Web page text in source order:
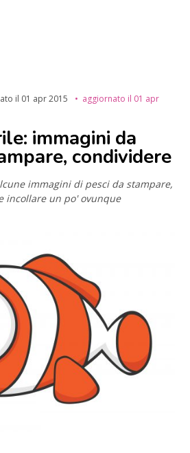
il 01 apr 2015 aggiornato il 01 apr
immagini da
condividere
immagini di pesci da stampare,
incollare un po' ovunque